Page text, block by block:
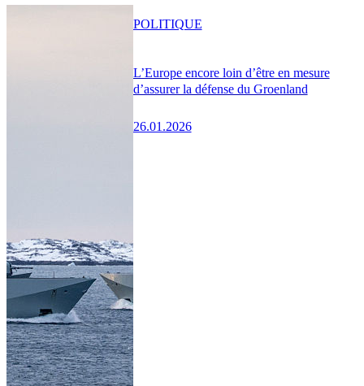
L’Europe encore loin d’être en mesure
d’assurer la défense du Groenland
26.01.2026
POLITIQUE